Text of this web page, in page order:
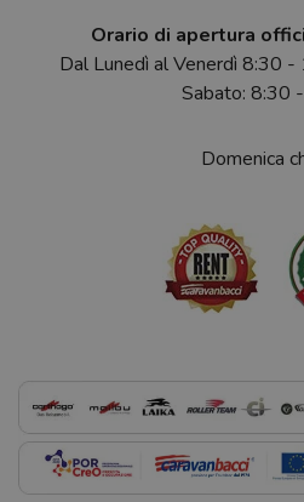
Orario di apertura
Dal Lunedì al Venerdì 8:30
Sabato: 8:30
Domenica